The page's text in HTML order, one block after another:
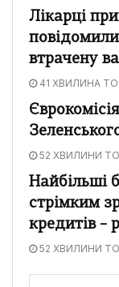
Лікарці
втрачену
41 ХВИЛИНА
52 ХВИЛИНИ
Найбільші
стрімким
кредитів –
52 ХВИЛИНИ